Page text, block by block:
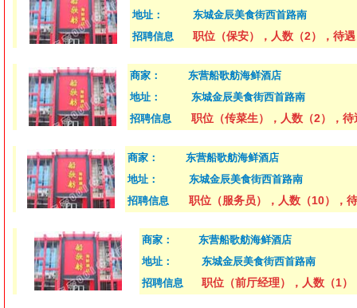
地址：
东城金辰美食街西首路南
招聘信息
职位（保安），人数（2），待
商家：
东营船歌舫海鲜酒店
地址：
东城金辰美食街西首路南
招聘信息
职位（传菜生），人数（2），
商家：
东营船歌舫海鲜酒店
地址：
东城金辰美食街西首路南
招聘信息
职位（服务员），人数（10），
商家：
东营船歌舫海鲜酒店
地址：
东城金辰美食街西首路南
招聘信息
职位（前厅经理），人数（1